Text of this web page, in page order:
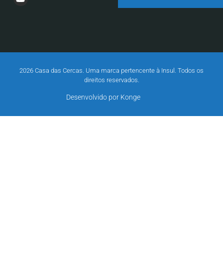
2026 Casa das Cercas. Uma marca pertencente à Insul. Todos os
direitos reservados.
Desenvolvido por Konge